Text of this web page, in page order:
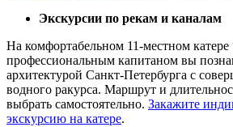
Экскурсии по рекам и каналам
На комфортабельном 11-местном катере
профессиональным капитаном вы
архитектурой Санкт-Петербурга с
водного ракурса. Маршрут и
выбрать самостоятельно. Закажите
экскурсию на катере.